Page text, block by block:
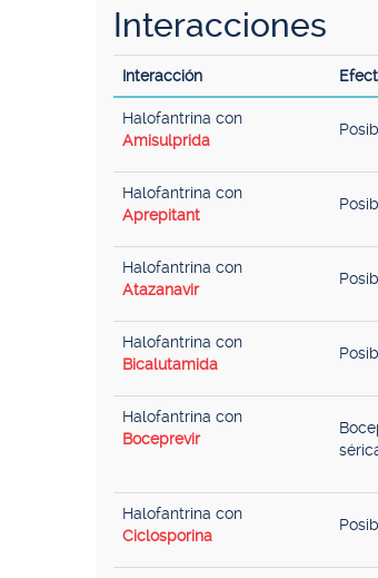
Interacciones
Interacción
Halofantrina con
Amisulprida
Halofantrina con
Aprepitant
Halofantrina con
Atazanavir
Halofantrina con
Bicalutamida
Halofantrina con
Boceprevir
Halofantrina con
Ciclosporina